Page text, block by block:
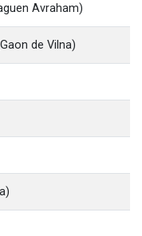
Avraham)
de Vilna)